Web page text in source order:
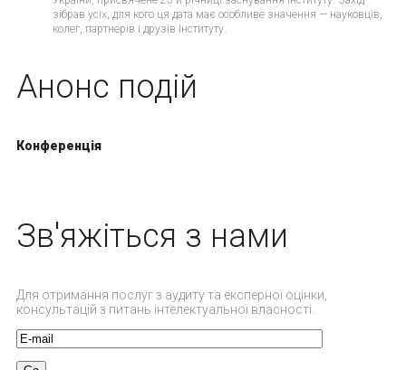
зібрав усіх, для кого ця дата має особливе значення — науковців,
колег, партнерів і друзів Інституту.
Анонс подій
Конференція
Зв'яжіться з нами
Для отримання послуг з аудиту та експерної оцінки,
консультацій з питань інтелектуальної власності.